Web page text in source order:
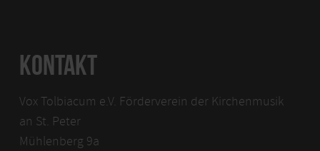
KONTAKT
Vox Tolbiacum e.V. Förderverein der Kirchenmusik
an St. Peter
Mühlenberg 9a